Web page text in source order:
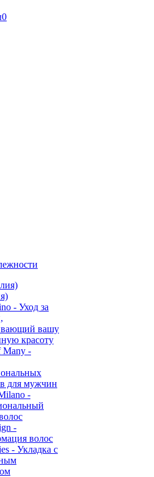
0
- Уход за
вашу
красоту
Many -
для мужчин
-
-
волос
- Укладка с